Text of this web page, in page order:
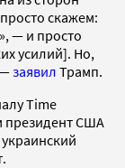
скажем:
— и просто
усилий]. Но,
заявил Трамп.
Time
президент США